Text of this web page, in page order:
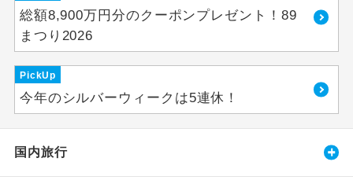
総額8,900万円分のクーポンプレゼント！89
まつり2026
PickUp
今年のシルバーウィークは5連休！
国内旅行